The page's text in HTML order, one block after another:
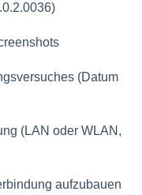
(Datum
(LAN oder WLAN,
aufzubauen